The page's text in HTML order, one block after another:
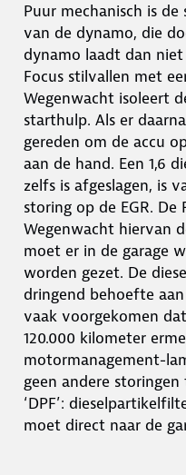
Puur mechanisch is
van de dynamo, die
dynamo laadt dan
Focus stilvallen met
Wegenwacht isoleert
starthulp. Als er
gereden om de accu
aan de hand. Een 1,6
zelfs is afgeslagen, is
storing op de EGR.
Wegenwacht hiervan
moet er in de garage
worden gezet. De
dringend behoefte
vaak voorgekomen
120.000 kilometer
motormanagement-
geen andere
‘DPF’:
moet direct naar de